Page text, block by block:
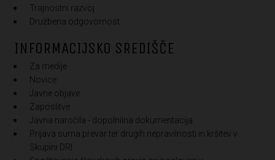
Trajnostni razvoj
Družbena odgovornost
INFORMACIJSKO SREDIŠČE
Za medije
Novice
Javne objave
Zaposlitve
Javna naročila - dopolnilna dokumentacija
Prijava suma prevar ter drugih nepravilnosti in kršitev v
Skupini DRI